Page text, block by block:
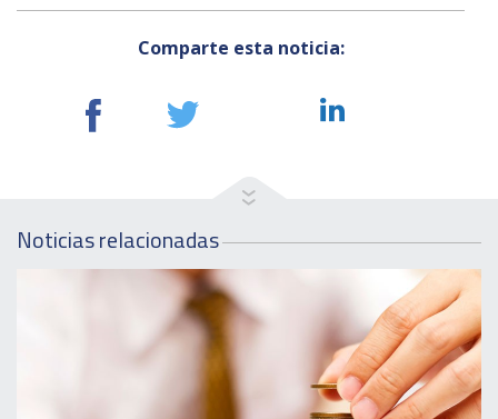
Comparte esta noticia:
Noticias relacionadas